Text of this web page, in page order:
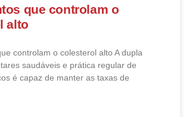
que controlam o
alto
controlam o colesterol alto​ A dupla
saudáveis e prática regular de
é capaz de manter as taxas de